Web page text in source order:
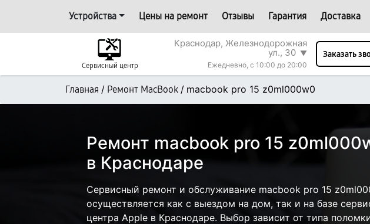
Устройства Цены на ремонт Отзывы Гарантия Доставка
Сервисный центр
Краснодар, Железнодорожная
ул., 30 ▼
Ежедневно, с 10:00 до 20:00
Заказать
Главная / Ремонт MacBook / macbook pro 15 z0ml000w0
Ремонт macbook pro 15
в Краснодаре
Сервисный ремонт и обслуживание macbook pro 15
осуществляется как с выездом на дом, так и на базе
центра Apple в Краснодаре. Выбор зависит от типа